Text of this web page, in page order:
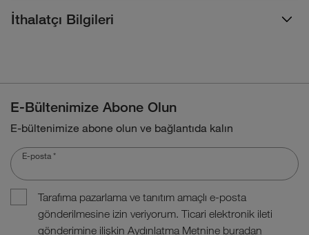
İthalatçı Bilgileri
E-Bültenimize Abone Olun
E-bültenimize abone olun ve bağlantıda kalın
E-posta *
Tarafıma pazarlama ve tanıtım amaçlı e-posta
gönderilmesine izin veriyorum. Ticari elektronik ileti
gönderimine ilişkin Aydınlatma Metnine buradan